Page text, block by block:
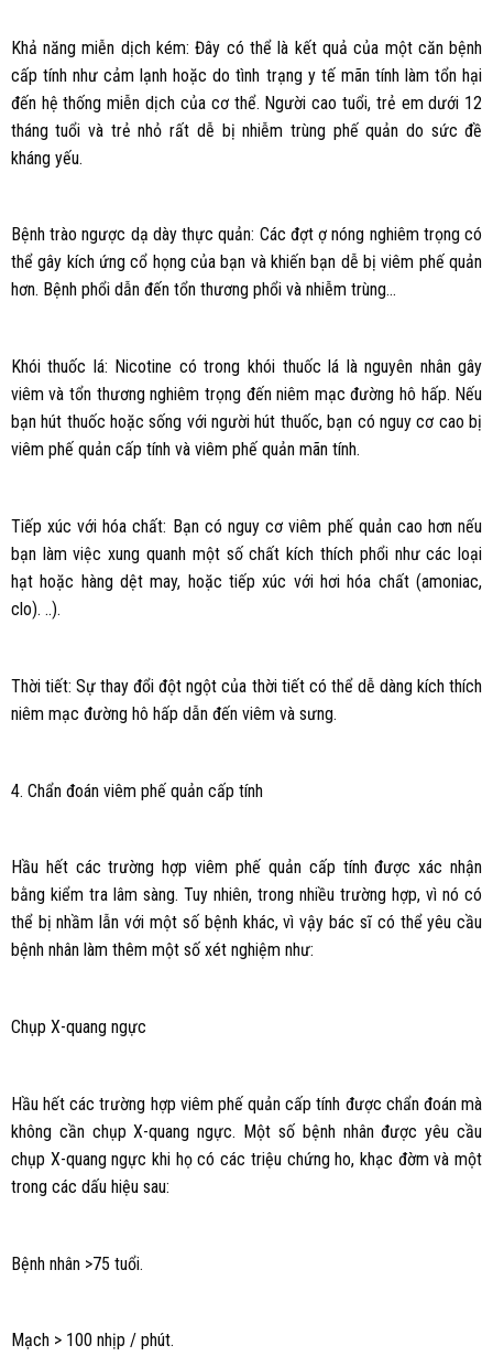
Khả năng miễn dịch kém: Đây có thể là kết quả của một căn bệnh
cấp tính như cảm lạnh hoặc do tình trạng y tế mãn tính làm tổn hại
đến hệ thống miễn dịch của cơ thể. Người cao tuổi, trẻ em dưới 12
tháng tuổi và trẻ nhỏ rất dễ bị nhiễm trùng phế quản do sức đề
kháng yếu.
Bệnh trào ngược dạ dày thực quản: Các đợt ợ nóng nghiêm trọng có
thể gây kích ứng cổ họng của bạn và khiến bạn dễ bị viêm phế quản
hơn. Bệnh phổi dẫn đến tổn thương phổi và nhiễm trùng…
Khói thuốc lá: Nicotine có trong khói thuốc lá là nguyên nhân gây
viêm và tổn thương nghiêm trọng đến niêm mạc đường hô hấp. Nếu
bạn hút thuốc hoặc sống với người hút thuốc, bạn có nguy cơ cao bị
viêm phế quản cấp tính và viêm phế quản mãn tính.
Tiếp xúc với hóa chất: Bạn có nguy cơ viêm phế quản cao hơn nếu
bạn làm việc xung quanh một số chất kích thích phổi như các loại
hạt hoặc hàng dệt may, hoặc tiếp xúc với hơi hóa chất (amoniac,
clo). ..).
Thời tiết: Sự thay đổi đột ngột của thời tiết có thể dễ dàng kích thích
niêm mạc đường hô hấp dẫn đến viêm và sưng.
4. Chẩn đoán viêm phế quản cấp tính
Hầu hết các trường hợp viêm phế quản cấp tính được xác nhận
bằng kiểm tra lâm sàng. Tuy nhiên, trong nhiều trường hợp, vì nó có
thể bị nhầm lẫn với một số bệnh khác, vì vậy bác sĩ có thể yêu cầu
bệnh nhân làm thêm một số xét nghiệm như:
Chụp X-quang ngực
Hầu hết các trường hợp viêm phế quản cấp tính được chẩn đoán mà
không cần chụp X-quang ngực. Một số bệnh nhân được yêu cầu
chụp X-quang ngực khi họ có các triệu chứng ho, khạc đờm và một
trong các dấu hiệu sau:
Bệnh nhân >75 tuổi.
Mạch > 100 nhịp / phút.